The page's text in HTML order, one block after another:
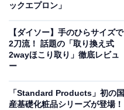
類。
シュロの棒たわし 大
サイズ：約13cm
ックエプロン」
【ダイソー】手のひらサイズで
2刀流！ 話題の「取り換え式
2wayほこり取り」徹底レビュ
ー
「Standard Products」初の国
産基礎化粧品シリーズが登場！